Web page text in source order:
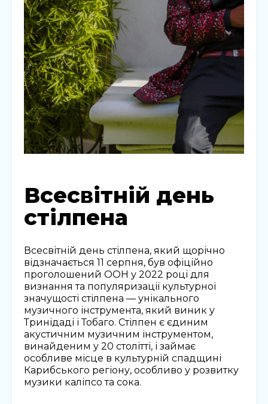
Всесвітній день
стілпена
Всесвітній день стілпена, який щорічно
відзначається 11 серпня, був офіційно
проголошений ООН у 2022 році для
визнання та популяризації культурної
значущості стілпена — унікального
музичного інструмента, який виник у
Тринідаді і Тобаго. Стілпен є єдиним
акустичним музичним інструментом,
винайденим у 20 столітті, і займає
особливе місце в культурній спадщині
Карибського регіону, особливо у розвитку
музики каліпсо та сока.